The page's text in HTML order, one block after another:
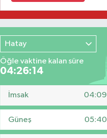
Hatay
Öğle vaktine kalan süre
04:26:13
İmsak 04:09
Güneş 05:40